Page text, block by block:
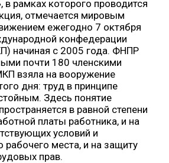
в рамках которого проводится
отмечается мировым
ежегодно 7 октября
конфедерации
начиная с 2005 года. ФНПР
почти 180 членскими
взяла на вооружение
дня: труд в принципе
Здесь понятие
в равной степени
платы работника, и на
условий и
рабочего места, и на защиту
прав.